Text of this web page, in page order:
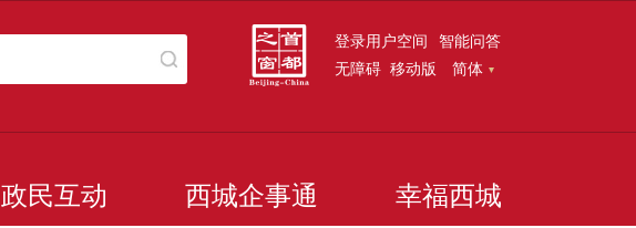
登录用户空间 智能问答
无障碍 移动版 简体
政民互动 西城企事通 幸福西城